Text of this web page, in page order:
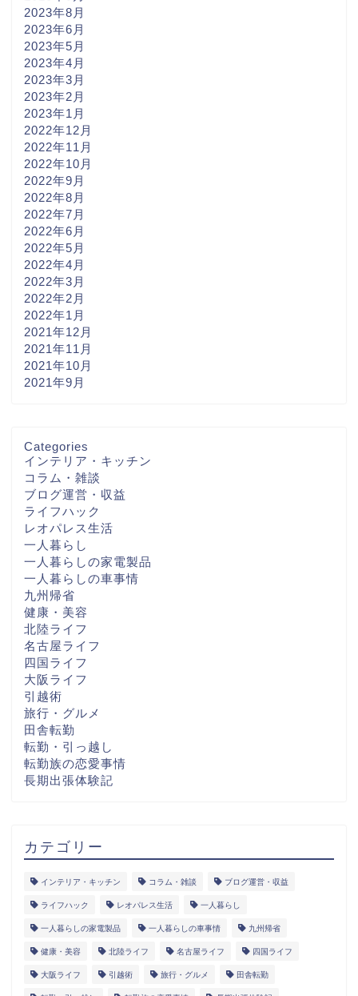
2023年8月
2023年6月
2023年5月
2023年4月
2023年3月
2023年2月
2023年1月
2022年12月
2022年11月
2022年10月
2022年9月
2022年8月
2022年7月
2022年6月
2022年5月
2022年4月
2022年3月
2022年2月
2022年1月
2021年12月
2021年11月
2021年10月
2021年9月
Categories
インテリア・キッチン
コラム・雑談
ブログ運営・収益
ライフハック
レオパレス生活
一人暮らし
一人暮らしの家電製品
一人暮らしの車事情
九州帰省
健康・美容
北陸ライフ
名古屋ライフ
四国ライフ
大阪ライフ
引越術
旅行・グルメ
田舎転勤
転勤・引っ越し
転勤族の恋愛事情
長期出張体験記
カテゴリー
インテリア・キッチン コラム・雑談 ブログ運営・収益
ライフハック レオパレス生活 一人暮らし
一人暮らしの家電製品 一人暮らしの車事情 九州帰省
健康・美容 北陸ライフ 名古屋ライフ 四国ライフ
大阪ライフ 引越術 旅行・グルメ 田舎転勤